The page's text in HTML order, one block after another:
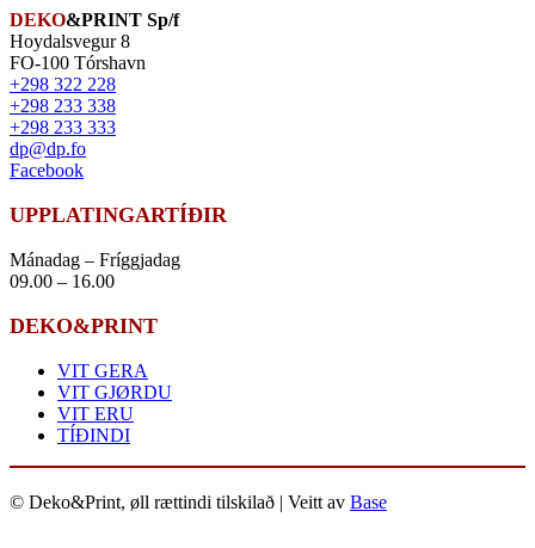
DEKO&PRINT Sp/f
Hoydalsvegur 8
FO-100 Tórshavn
+298 322 228
+298 233 338
+298 233 333
dp@dp.fo
Facebook
UPPLATINGARTÍÐIR
Mánadag – Fríggjadag
09.00 – 16.00
DEKO&PRINT
VIT GERA
VIT GJØRDU
VIT ERU
TÍÐINDI
© Deko&Print, øll rættindi tilskilað | Veitt av Base